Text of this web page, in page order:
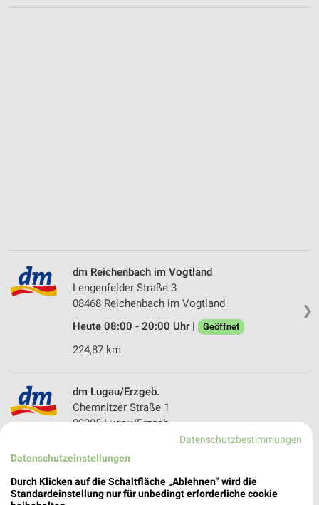
❯
dm Reichenbach im Vogtland
Lengenfelder Straße 3
08468 Reichenbach im Vogtland
Heute 08:00 - 20:00 Uhr |
Geöffnet
224,87 km
❯
dm Lugau/Erzgeb.
Chemnitzer Straße 1
09385 Lugau/Erzgeb.
Heute 08:00 - 20:00 Uhr | Geöffnet
Datenschutzbestimmungen
Datenschutzeinstellungen
Durch Klicken auf die Schaltfläche „Ablehnen“ wird die
Standardeinstellung nur für unbedingt erforderliche cookie